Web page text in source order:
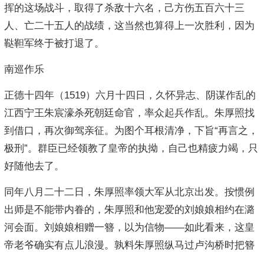
挥的这场战斗，取得了杀敌十六名，己方伤五百六十三
人、亡二十五人的战绩，这当然也算得上一次胜利，因为
鞑靼军终于被打退了。
南巡作乐
正德十四年（1519）六月十四日，久怀异志、阴谋作乱的
江西宁王朱宸濠杀死朝廷命官，率众起兵作乱。朱厚照找
到借口，再次御驾亲征。为图个耳根清净，下旨“再言之，
极刑”。群臣已经领教了皇帝的执拗，自己也精疲力竭，只
好随他去了。
同年八月二十二日，朱厚照率领大军从北京出发。按惯例
出师是不能带内眷的，朱厚照和他宠爱的刘娘娘相约在潞
河会面。刘娘娘相赠一簪，以为信物——如此看来，这皇
帝老爷确实有点儿浪漫。孰料朱厚照纵马过卢沟桥时把簪